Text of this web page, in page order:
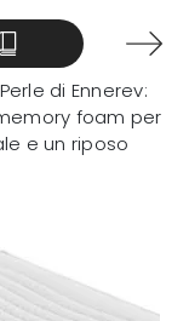
di Ennerev:
foam per
e un riposo